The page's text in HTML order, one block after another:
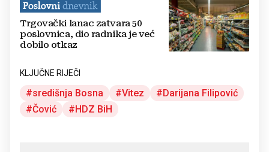
Trgovački lanac zatvara 50
poslovnica, dio radnika je već
dobilo otkaz
KLJUČNE RIJEČI
središnja Bosna Vitez
Darijana Filipović
Čović
HDZ BiH